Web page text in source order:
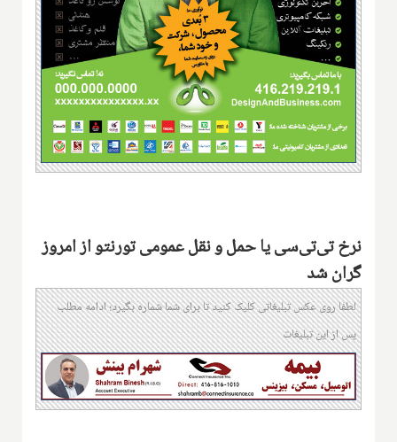
نرخ تی‌تی‌سی یا حمل و نقل عمومی تورنتو از امروز
گران شد
لطفا روی عکس تبلیغاتی کلیک کنید تا برای شما شماره بگیرد؛ ادامه مطلب
پس از این تبلیغات